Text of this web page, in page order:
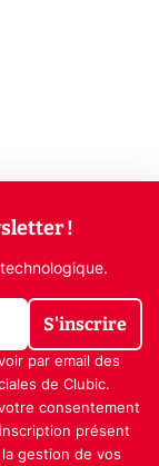
!
S'inscrire
par email des
de Clubic.
consentement
présent
gestion de vos